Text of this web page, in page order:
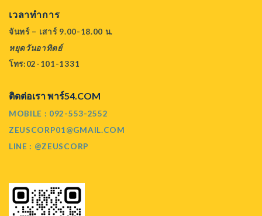
เวลาทำการ
จันทร์ – เสาร์ 9.00-18.00 น.
หยุดวันอาทิตย์
โทร:02-101-1331
ติดต่อเรา พาร์54.COM
MOBILE : 092-553-2552
ZEUSCORP01@GMAIL.COM
LINE : @ZEUSCORP